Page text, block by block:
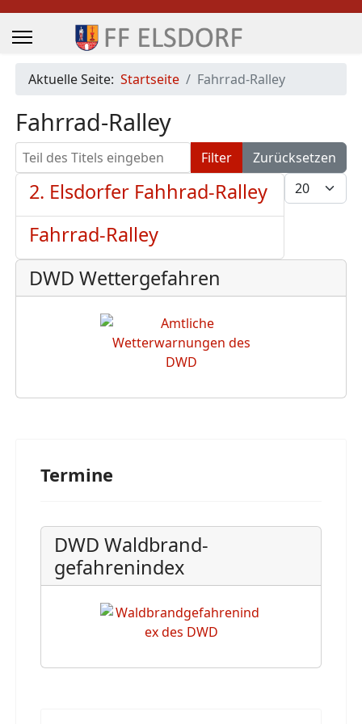
Aktuelle Seite: Startseite Fahrrad-Ralley
Fahrrad-Ralley
Teil des Titels eingeben Filter
Zurücksetzen
Anzeige #
2. Elsdorfer Fahhrad-Ralley
Fahrrad-Ralley
DWD Wettergefahren
Termine
DWD Waldbrand-
gefahrenindex